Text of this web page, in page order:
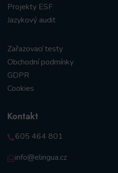
Projekty ESF
Jazykový audit
Zařazovací testy
Obchodní podmínky
GDPR
Cookies
Kontakt
605 464 801
info@elingua.cz